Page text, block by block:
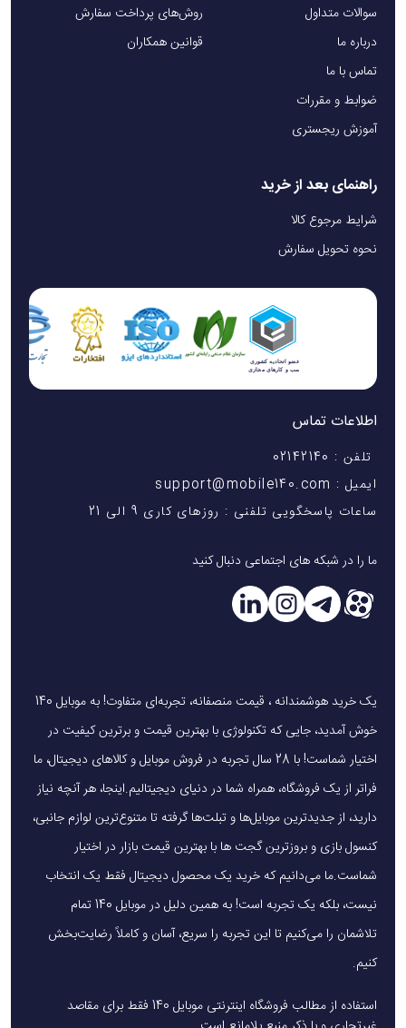
سوالات متداول
درباره ما
تماس با ما
ضوابط و مقررات
آموزش ریجستری
روش‌های پرداخت سفارش
قوانین همکاران
راهنمای بعد از خرید
شرایط مرجوع کالا
نحوه تحویل سفارش
اطلاعات تماس
تلفن : 02142140
ایمیل : support@mobile140.com
ساعات پاسخگویی تلفنی : روزهای کاری 9 الی 21
ما را در شبکه های اجتماعی دنبال کنید
یک خرید هوشمندانه ، قیمت منصفانه، تجربه‌ای متفاوت! به موبایل 140
خوش آمدید، جایی که تکنولوژی با بهترین قیمت و برترین کیفیت در
اختیار شماست! با 28 سال تجربه در فروش موبایل و کالاهای دیجیتال، ما
فراتر از یک فروشگاه، همراه شما در دنیای دیجیتالیم.اینجا، هر آنچه نیاز
دارید، از جدیدترین موبایل‌ها و تبلت‌ها گرفته تا متنوع‌ترین لوازم جانبی،
کنسول بازی و بروزترین گجت ها با بهترین قیمت بازار در اختیار
شماست.ما می‌دانیم که خرید یک محصول دیجیتال فقط یک انتخاب
نیست، بلکه یک تجربه است! به همین دلیل در موبایل 140 تمام
تلاشمان را می‌کنیم تا این تجربه را سریع، آسان و کاملاً رضایت‌بخش
کنیم.
استفاده از مطالب فروشگاه اینترنتی موبایل 140 فقط برای مقاصد